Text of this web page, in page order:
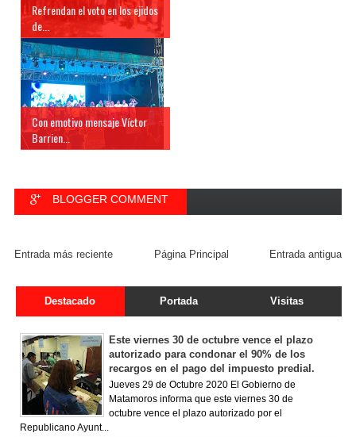
Refrendan el voto en los ejidos
de...
Con emotivo mensaje Víctor
Barrien...
BLOGGER COMMENT
Entrada más reciente Entrada antigua
Página Principal
Destacado Portada Visitas
Este viernes 30 de octubre vence el plazo
autorizado para condonar el 90% de los
recargos en el pago del impuesto predial.
Jueves 29 de Octubre 2020 El Gobierno de
Matamoros informa que este viernes 30 de
octubre vence el plazo autorizado por el
Republicano Ayunt...